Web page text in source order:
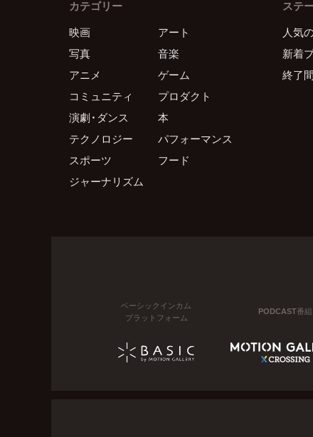
カテゴリー
映画
アート
写真
音楽
アニメ
ゲーム
コミュニティ
プロダクト
演劇・ダンス
本
テクノロジー
パフォーマンス
スポーツ
フード
ジャーナリズム
ステ
人気
新着
終了
ベーシックインカム
プラットフォーム
PODCAST番組